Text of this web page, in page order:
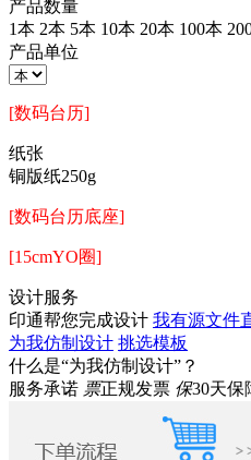
产品数量
1本 2本 5本 10本 20本 100本
产品单位
[数码台历]
纸张
铜版纸250g
[数码台历底座]
[15cmYO圈]
设计服务
印通帮您完成设计 我有源文件
为我仿制设计 挑选模板
什么是“为我仿制设计”？
服务承诺 票正规发票 保30天保